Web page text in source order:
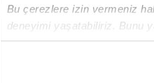
Bu çerezlere izin vermeniz
deneyimi yaşatabiliriz. Bunu
içerikleri sunabilmek adına
HER